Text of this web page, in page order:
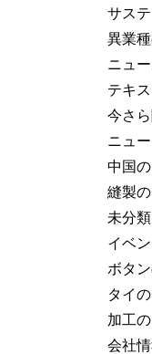
サス
異業
ニュ
テキ
今さ
ニュ
中国
縫製
未分類
イベ
ボタ
タイ
加工
会社